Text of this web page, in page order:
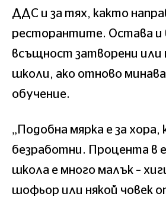
ДДС и за тях, както
ресторантите. Остава и
всъщност затворени или
школи, ако отново
обучение.
„Подобна мярка е за хора,
безработни. Процента в
школа е много малък –
шофьор или някой човек